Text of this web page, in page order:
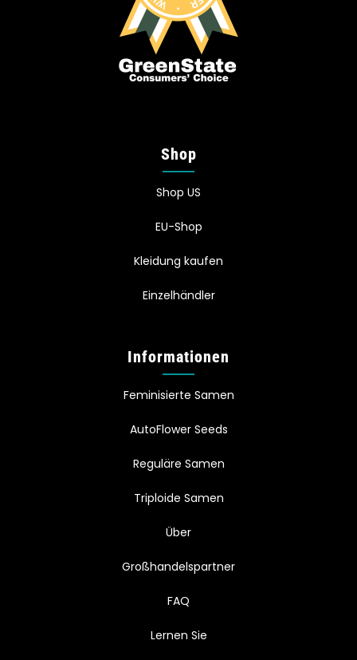
Shop
Shop US
EU-Shop
Kleidung kaufen
Einzelhändler
Informationen
Feminisierte Samen
AutoFlower Seeds
Reguläre Samen
Triploide Samen
Über
Großhandelspartner
FAQ
Lernen Sie